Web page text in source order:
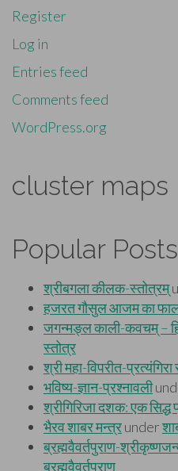
Register
Log in
Entries feed
Comments feed
WordPress.org
cluster maps
Popular Posts